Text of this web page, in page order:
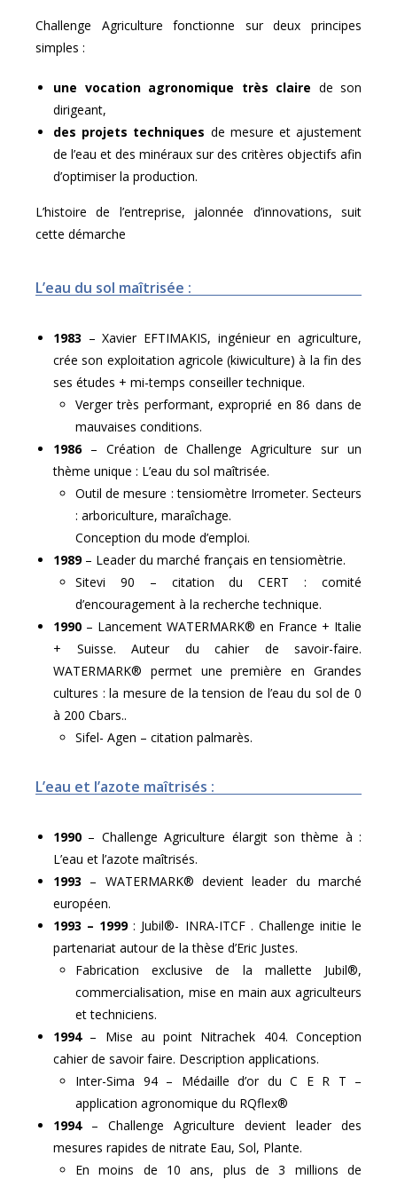
Challenge Agriculture fonctionne sur deux principes
simples :
une vocation agronomique très claire de son
dirigeant,
des projets techniques de mesure et ajustement
de l’eau et des minéraux sur des critères objectifs afin
d’optimiser la production.
L’histoire de l’entreprise, jalonnée d’innovations, suit
cette démarche
L’eau du sol maîtrisée :
1983 – Xavier EFTIMAKIS, ingénieur en agriculture,
crée son exploitation agricole (kiwiculture) à la fin des
ses études + mi-temps conseiller technique.
Verger très performant, exproprié en 86 dans de
mauvaises conditions.
1986– Création de Challenge Agriculture sur un
thème unique : L’eau du sol maîtrisée.
Outil de mesure : tensiomètre Irrometer. Secteurs
: arboriculture, maraîchage.
Conception du mode d’emploi.
1989– Leader du marché français en tensiomètrie.
Sitevi 90 – citation du CERT : comité
d’encouragement à la recherche technique.
1990 – Lancement WATERMARK® en France + Italie
+ Suisse. Auteur du cahier de savoir-faire.
WATERMARK® permet une première en Grandes
cultures : la mesure de la tension de l’eau du sol de 0
à 200 Cbars..
Sifel- Agen – citation palmarès.
L’eau et l’azote maîtrisés :
1990 – Challenge Agriculture élargit son thème à :
L’eau et l’azote maîtrisés.
1993 – WATERMARK® devient leader du marché
européen.
1993 – 1999: Jubil®- INRA-ITCF . Challenge initie le
partenariat autour de la thèse d’Eric Justes.
Fabrication exclusive de la mallette Jubil®,
commercialisation, mise en main aux agriculteurs
et techniciens.
1994– Mise au point Nitrachek 404. Conception
cahier de savoir faire. Description applications.
Inter-Sima 94 – Médaille d’or du C E R T –
application agronomique du RQflex®
1994– Challenge Agriculture devient leader des
mesures rapides de nitrate Eau, Sol, Plante.
En moins de 10 ans, plus de 3 millions de